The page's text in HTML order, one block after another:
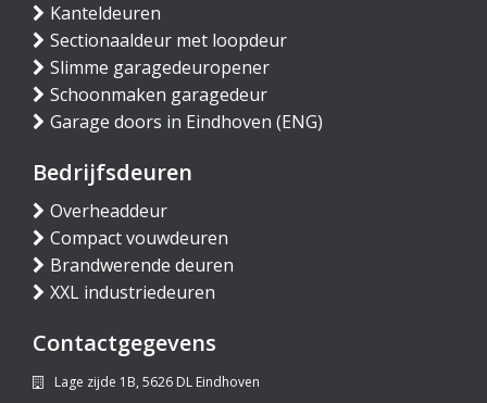
Kanteldeuren
Sectionaaldeur met loopdeur
Slimme garagedeuropener
Schoonmaken garagedeur
Garage doors in Eindhoven (ENG)
Bedrijfsdeuren
Overheaddeur
Compact vouwdeuren
Brandwerende deuren
XXL industriedeuren
Contactgegevens
Lage zijde 1B, 5626 DL Eindhoven